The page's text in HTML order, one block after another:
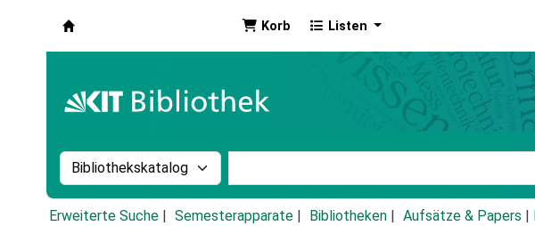
Korb Listen
Suche im Katalog nach:
Erweiterte Suche Semesterapparate Bibliotheken Aufsätze & Papers